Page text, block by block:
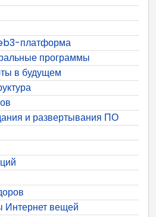
платформа
программы
в будущем
и развертывания ПО
Интернет вещей